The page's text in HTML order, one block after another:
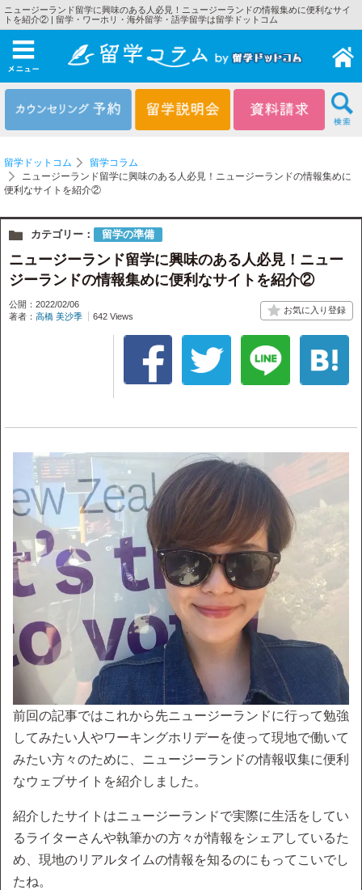
ニュージーランド留学に興味のある人必見！ニュージーランドの情報集めに便利なサイ
トを紹介② | 留学・ワーホリ・海外留学・語学留学は留学ドットコム
メニュー
留学ドットコム
留学コラム
ニュージーランド留学に興味のある人必見！ニュージーランドの情報集めに
便利なサイトを紹介②
カテゴリー： 留学の準備
ニュージーランド留学に興味のある人必見！ニュー
ジーランドの情報集めに便利なサイトを紹介②
公開：2022/02/06
著者： 高橋 美沙季 642 Views
前回の記事ではこれから先ニュージーランドに行って勉強
してみたい人やワーキングホリデーを使って現地で働いて
みたい方々のために、ニュージーランドの情報収集に便利
なウェブサイトを紹介しました。
紹介したサイトはニュージーランドで実際に生活をしてい
るライターさんや執筆かの方々が情報をシェアしているた
め、現地のリアルタイムの情報を知るのにもってこいでし
たね。